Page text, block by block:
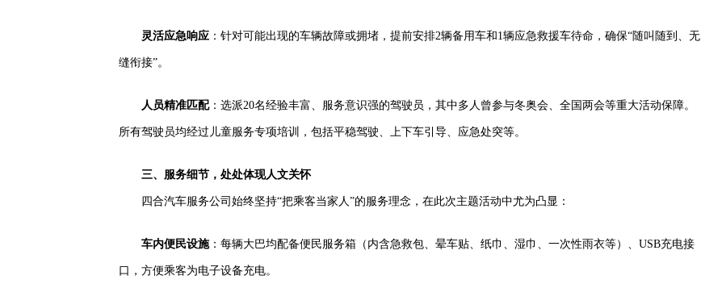
灵活应急响应 ：针对可能出现的车辆故障或拥堵，提前安排2辆备用车和1辆应急救援车待命，确保“随叫随到、无
缝衔接”。
人员精准匹配：选派20名经验丰富、服务意识强的驾驶员，其中多人曾参与冬奥会、全国两会等重大活动保障。
所有驾驶员均经过儿童服务专项培训，包括平稳驾驶、上下车引导、应急处突等。
三、服务细节，处处体现人文关怀
四合汽车服务公司始终坚持“把乘客当家人”的服务理念，在此次主题活动中尤为凸显：
车内便民设施：每辆大巴均配备便民服务箱（内含急救包、晕车贴、纸巾、湿巾、一次性雨衣等）、USB充电接
口，方便乘客为电子设备充电。